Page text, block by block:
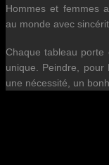
Hommes et femmes
au monde avec
Chaque tableau porte
unique. Peindre, pour
une nécessité, un